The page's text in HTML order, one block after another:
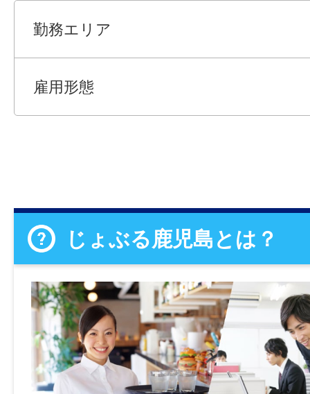
勤務エリア
雇用形態
じょぶる鹿児島とは？